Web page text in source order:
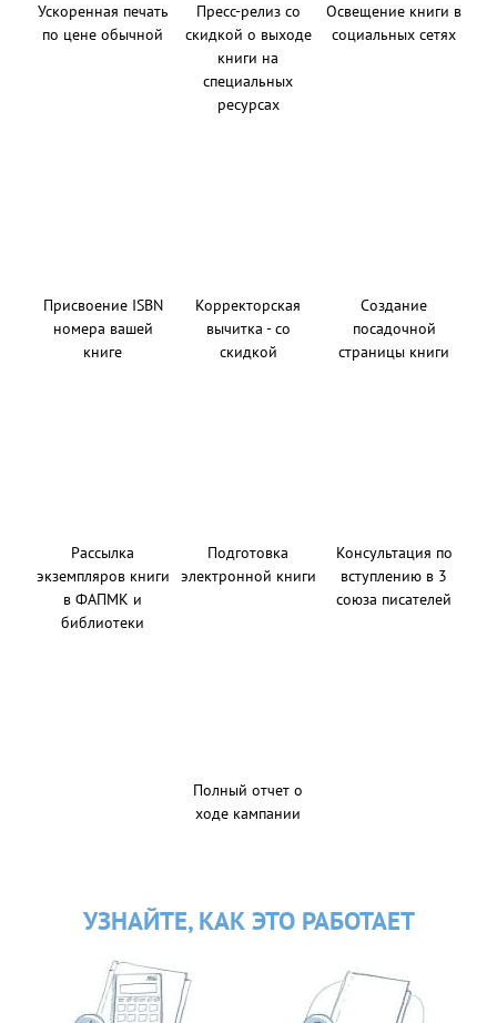
Ускоренная печать
по цене обычной
Пресс-релиз со
скидкой о выходе
книги на
специальных
ресурсах
Освещение книги в
социальных сетях
Присвоение ISBN
номера вашей
книге
Корректорская
вычитка - со
скидкой
Создание
посадочной
страницы книги
Рассылка
экземпляров книги
в ФАПМК и
библиотеки
Подготовка
электронной книги
Консультация по
вступлению в 3
союза писателей
Полный отчет о
ходе кампании
УЗНАЙТЕ, КАК ЭТО РАБОТАЕТ